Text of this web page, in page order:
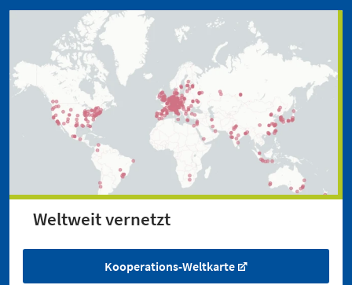
Weltweit vernetzt
Kooperations-Weltkarte